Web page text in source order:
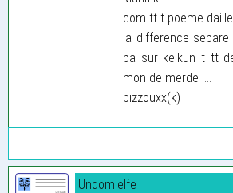
com tt t poeme
la difference
pa sur kelkun t tt
mon de merde ....
bizzouxx(k)
Undomielfe